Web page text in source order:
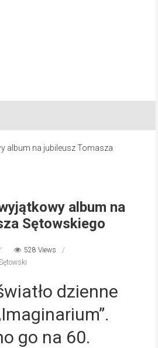
album na
Sętowskiego
528 Views
dzienne
go na 60.